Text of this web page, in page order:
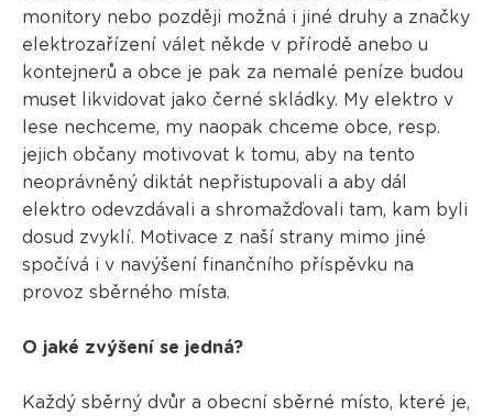
monitory nebo později možná i jiné druhy a značky
elektrozařízení válet někde v přírodě anebo u
kontejnerů a obce je pak za nemalé peníze budou
muset likvidovat jako černé skládky. My elektro v
lese nechceme, my naopak chceme obce, resp.
jejich občany motivovat k tomu, aby na tento
neoprávněný diktát nepřistupovali a aby dál
elektro odevzdávali a shromažďovali tam, kam byli
dosud zvyklí. Motivace z naší strany mimo jiné
spočívá i v navýšení finančního příspěvku na
provoz sběrného místa.
O jaké zvýšení se jedná?
Každý sběrný dvůr a obecní sběrné místo, které je,